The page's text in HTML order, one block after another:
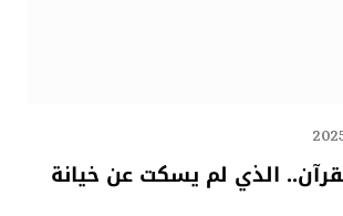
الذي لم يسكت عن خيانة